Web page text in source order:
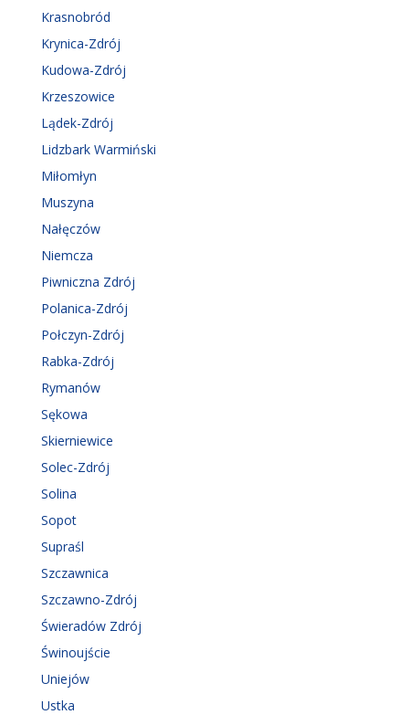
Krasnobród
Krynica-Zdrój
Kudowa-Zdrój
Krzeszowice
Lądek-Zdrój
Lidzbark Warmiński
Miłomłyn
Muszyna
Nałęczów
Niemcza
Piwniczna Zdrój
Polanica-Zdrój
Połczyn-Zdrój
Rabka-Zdrój
Rymanów
Sękowa
Skierniewice
Solec-Zdrój
Solina
Sopot
Supraśl
Szczawnica
Szczawno-Zdrój
Świeradów Zdrój
Świnoujście
Uniejów
Ustka